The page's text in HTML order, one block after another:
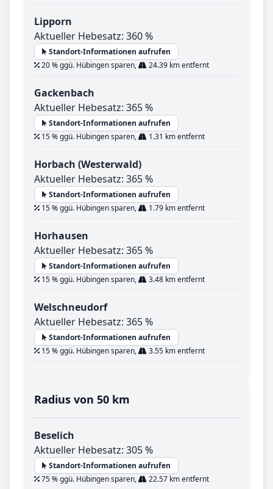
Lipporn
Aktueller Hebesatz: 360 %
Standort-Informationen aufrufen
20 % ggü. Hübingen sparen,
24.39 km entfernt
Gackenbach
Aktueller Hebesatz: 365 %
Standort-Informationen aufrufen
15 % ggü. Hübingen sparen,
1.31 km entfernt
Horbach (Westerwald)
Aktueller Hebesatz: 365 %
Standort-Informationen aufrufen
15 % ggü. Hübingen sparen,
1.79 km entfernt
Horhausen
Aktueller Hebesatz: 365 %
Standort-Informationen aufrufen
15 % ggü. Hübingen sparen,
3.48 km entfernt
Welschneudorf
Aktueller Hebesatz: 365 %
Standort-Informationen aufrufen
15 % ggü. Hübingen sparen,
3.55 km entfernt
Radius von 50 km
Beselich
Aktueller Hebesatz: 305 %
Standort-Informationen aufrufen
75 % ggü. Hübingen sparen,
22.57 km entfernt